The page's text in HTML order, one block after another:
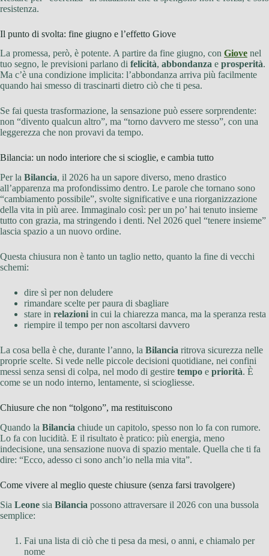
resistenza.
Il punto di svolta: fine giugno e l’effetto Giove
La promessa, però, è potente. A partire da fine giugno, con Giove nel
tuo segno, le previsioni parlano di felicità, abbondanza e prosperità.
Ma c’è una condizione implicita: l’abbondanza arriva più facilmente
quando hai smesso di trascinarti dietro ciò che ti pesa.
Se fai questa trasformazione, la sensazione può essere sorprendente:
non “divento qualcun altro”, ma “torno davvero me stesso”, con una
leggerezza che non provavi da tempo.
Bilancia: un nodo interiore che si scioglie, e cambia tutto
Per la Bilancia, il 2026 ha un sapore diverso, meno drastico
all’apparenza ma profondissimo dentro. Le parole che tornano sono
“cambiamento possibile”, svolte significative e una riorganizzazione
della vita in più aree. Immaginalo così: per un po’ hai tenuto insieme
tutto con grazia, ma stringendo i denti. Nel 2026 quel “tenere insieme”
lascia spazio a un nuovo ordine.
Questa chiusura non è tanto un taglio netto, quanto la fine di vecchi
schemi:
dire sì per non deludere
rimandare scelte per paura di sbagliare
stare in relazioni in cui la chiarezza manca, ma la speranza resta
riempire il tempo per non ascoltarsi davvero
La cosa bella è che, durante l’anno, la Bilancia ritrova sicurezza nelle
proprie scelte. Si vede nelle piccole decisioni quotidiane, nei confini
messi senza sensi di colpa, nel modo di gestire tempo e priorità. È
come se un nodo interno, lentamente, si sciogliesse.
Chiusure che non “tolgono”, ma restituiscono
Quando la Bilancia chiude un capitolo, spesso non lo fa con rumore.
Lo fa con lucidità. E il risultato è pratico: più energia, meno
indecisione, una sensazione nuova di spazio mentale. Quella che ti fa
dire: “Ecco, adesso ci sono anch’io nella mia vita”.
Come vivere al meglio queste chiusure (senza farsi travolgere)
Sia Leone sia Bilancia possono attraversare il 2026 con una bussola
semplice:
Fai una lista di ciò che ti pesa da mesi, o anni, e chiamalo per
nome